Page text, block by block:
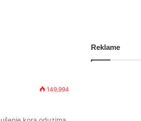
149,994
Reklame